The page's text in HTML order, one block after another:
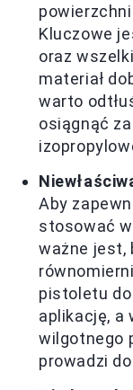
Kluczowe
oraz
materiał
warto
osiągnąć
Aby
stosować
ważne jest,
pistoletu
aplikację, a
wilgotnego
prowadzi